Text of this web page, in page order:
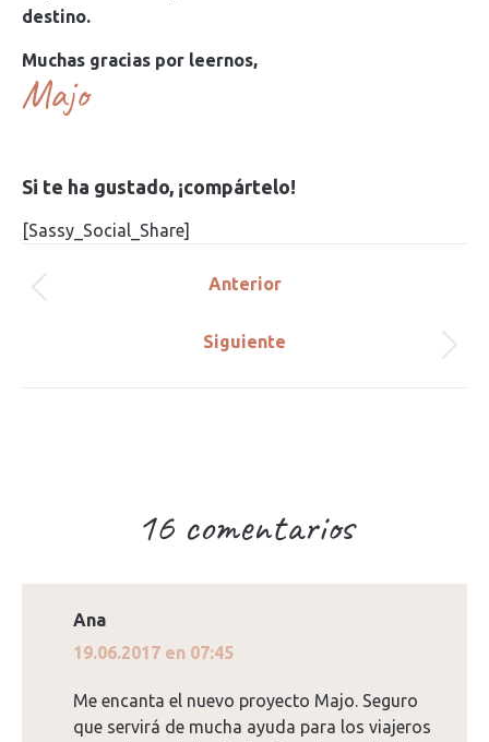
destino.
Muchas gracias por leernos,
Majo
Si te ha gustado, ¡compártelo!
[Sassy_Social_Share]
Navegación
Anterior
Siguiente
16 comentarios
Ana
dice:
19.06.2017 en 07:45
Me encanta el nuevo proyecto Majo. Seguro
que servirá de mucha ayuda para los viajeros